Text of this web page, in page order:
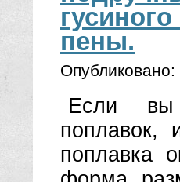
пены.
Опубликовано:
Если вы
поплавок,
поплавка